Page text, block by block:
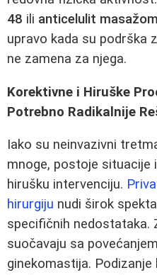
48 ili anticelulit masažom
upravo kada su podrška
ne zamena za njega.
Korektivne i Hiruške
Potrebno Radikalnije
Iako su neinvazivni
mnoge, postoje situacije
hirušku intervenciju.
hirurgiju nudi širok
specifičnih nedostataka.
suočavaju sa
ginekomastija. Podizanje